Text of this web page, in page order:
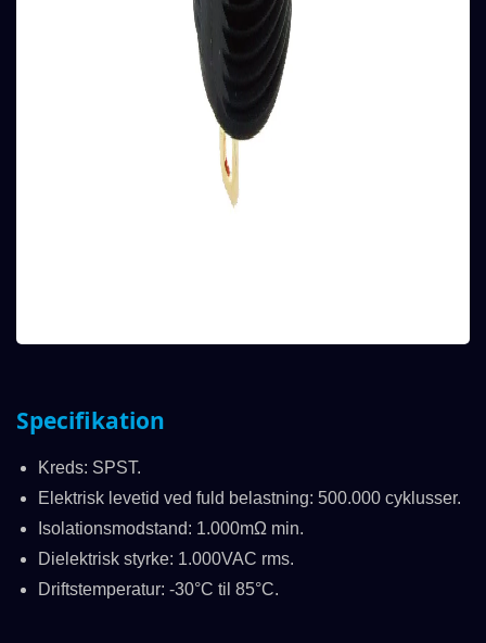
Specifikation
Kreds: SPST.
Elektrisk levetid ved fuld belastning: 500.000 cyklusser.
Isolationsmodstand: 1.000mΩ min.
Dielektrisk styrke: 1.000VAC rms.
Driftstemperatur: -30°C til 85°C.